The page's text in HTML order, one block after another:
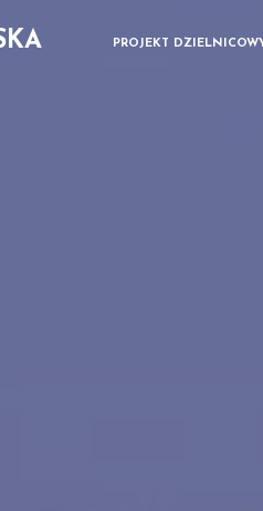
PROJEKT